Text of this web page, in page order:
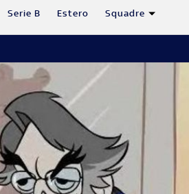
Serie B Estero Squadre